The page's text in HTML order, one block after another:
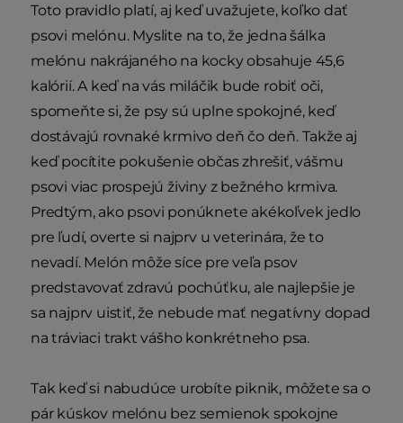
Toto pravidlo platí, aj keď uvažujete, koľko dať
psovi melónu. Myslite na to, že jedna šálka
melónu nakrájaného na kocky obsahuje 45,6
kalórií. A keď na vás miláčik bude robiť oči,
spomeňte si, že psy sú uplne spokojné, keď
dostávajú rovnaké krmivo deň čo deň. Takže aj
keď pocítite pokušenie občas zhrešiť, vášmu
psovi viac prospejú živiny z bežného krmiva.
Predtým, ako psovi ponúknete akékoľvek jedlo
pre ľudí, overte si najprv u veterinára, že to
nevadí. Melón môže síce pre veľa psov
predstavovať zdravú pochúťku, ale najlepšie je
sa najprv uistiť, že nebude mať negatívny dopad
na tráviaci trakt vášho konkrétneho psa.
Tak keď si nabudúce urobíte piknik, môžete sa o
pár kúskov melónu bez semienok spokojne